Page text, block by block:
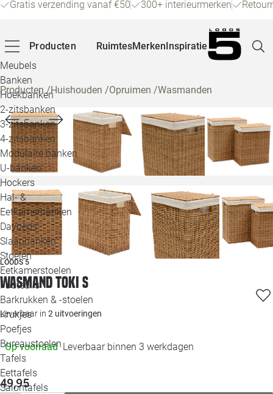
Gratis verzending vanaf €50 300+ interieurmerken
Producten
Meubels
Banken
Hoekbanken
2-zitsbanken
3-zitsbanken
4-zitsbanken
Modulaire banken
U-banken
Hockers
Hal- &
Eetkamerbanken
Daybeds
Slaapbanken
Stoelen
Eetkamerstoelen
Fauteuils
Barkrukken & -stoelen
Krukjes
Poefjes
Bureaustoelen
Tafels
Eettafels
Salontafels
RuimtesMerkenInspiratie
Producten/Huishouden /Opruimen /Wasmanden
LOODS 5
Wasmand Toki S
Leverbaar in 2 uitvoeringen
Op voorraad Leverbaar binnen 3 werkdagen
49,95